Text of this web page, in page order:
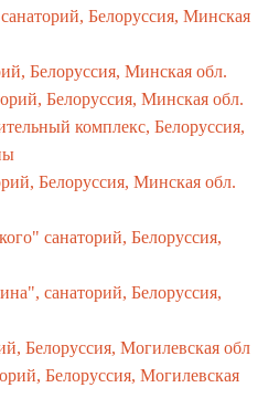
Белоруссия, Минская
Белоруссия, Минская обл.
Белоруссия, Минская обл.
комплекс, Белоруссия,
Белоруссия, Минская обл.
санаторий, Белоруссия,
санаторий, Белоруссия,
Белоруссия, Могилевская обл
Белоруссия, Могилевская